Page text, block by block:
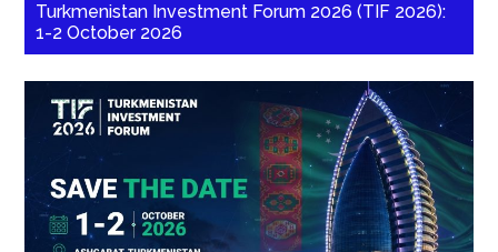
Turkmenistan Investment Forum 2026 (TIF 2026):
1-2 October 2026